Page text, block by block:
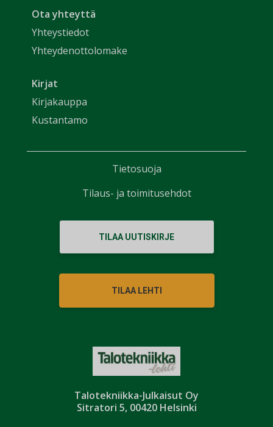
Talotekniikka-Julkaisut Oy
Sitratori 5, 00420 Helsinki
Ota yhteyttä
Yhteystiedot
Yhteydenottolomake
Kirjat
Kirjakauppa
Kustantamo
TILAA UUTISKIRJE
TILAA LEHTI
Tietosuoja
Tilaus- ja toimitusehdot